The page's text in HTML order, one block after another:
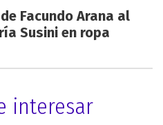
Facundo Arana al
Susini en ropa
interesar